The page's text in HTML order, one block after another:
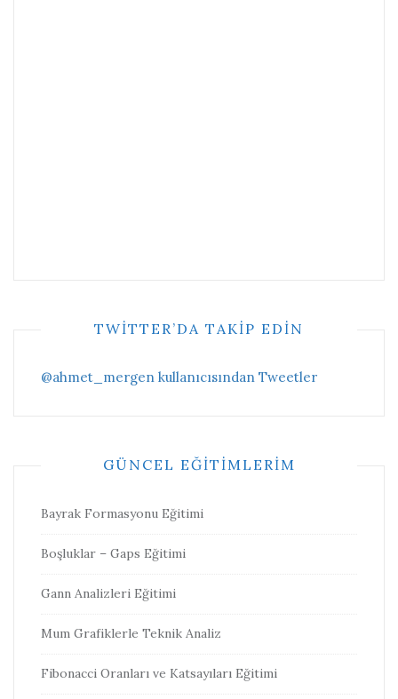
TWITTER’DA TAKIP EDIN
@ahmet_mergen kullanıcısından Tweetler
GÜNCEL EĞITIMLERIM
Bayrak Formasyonu Eğitimi
Boşluklar – Gaps Eğitimi
Gann Analizleri Eğitimi
Mum Grafiklerle Teknik Analiz
Fibonacci Oranları ve Katsayıları Eğitimi